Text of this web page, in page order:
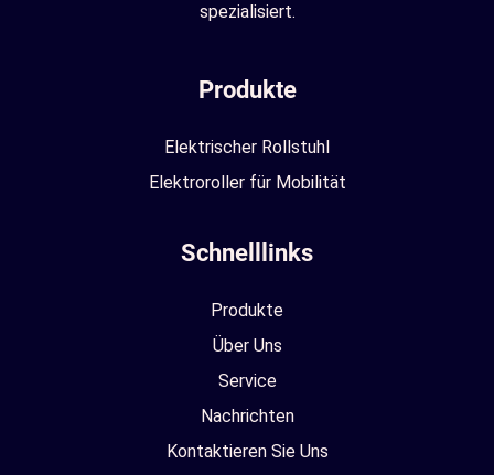
spezialisiert.
Produkte
Elektrischer Rollstuhl
Elektroroller für Mobilität
Schnelllinks
Produkte
Über Uns
Service
Nachrichten
Kontaktieren Sie Uns